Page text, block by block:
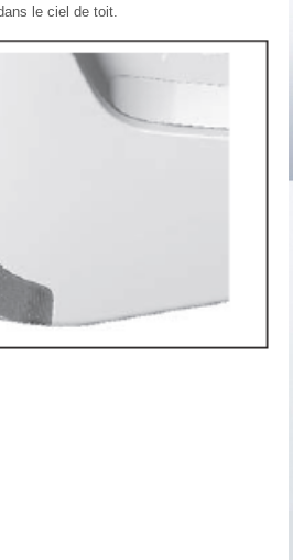
le ciel de toit.